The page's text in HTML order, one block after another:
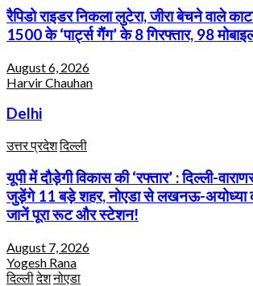
रैपिडो राइडर निकला लुटेरा, जीरा बेचने वाले
1500 के ‘पार्ट्स गैंग’ के 8 गिरफ्तार, 98
August 6, 2026
Harvir Chauhan
Delhi
उत्तर प्रदेशदिल्ली
यूपी में दौड़ेगी विकास की ‘रफ्तार’ : दिल्ली-
जुड़ेंगे 11 बड़े शहर, नोएडा से लखनऊ-अयोध्या
जानें पूरा रूट और स्टेशन!
August 7, 2026
Yogesh Rana
दिल्लीदेशनोएडा